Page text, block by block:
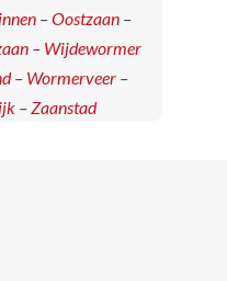
–Oostzaan –
– Wijdewormer
– Wormerveer –
–Zaanstad